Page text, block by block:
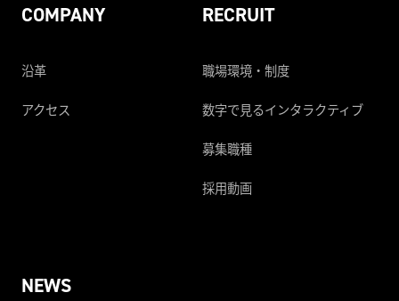
COMPANY
沿革
アクセス
RECRUIT
職場環境・制度
数字で見るインタラクティブ
募集職種
採用動画
NEWS